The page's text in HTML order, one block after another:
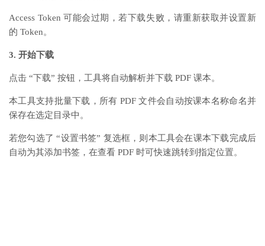
Access Token 可能会过期，若下载失败，请重新获取并设置新
的 Token。
3. 开始下载
点击 “下载” 按钮，工具将自动解析并下载 PDF 课本。
本工具支持批量下载，所有 PDF 文件会自动按课本名称命名并
保存在选定目录中。
若您勾选了 “设置书签” 复选框，则本工具会在课本下载完成后
自动为其添加书签，在查看 PDF 时可快速跳转到指定位置。